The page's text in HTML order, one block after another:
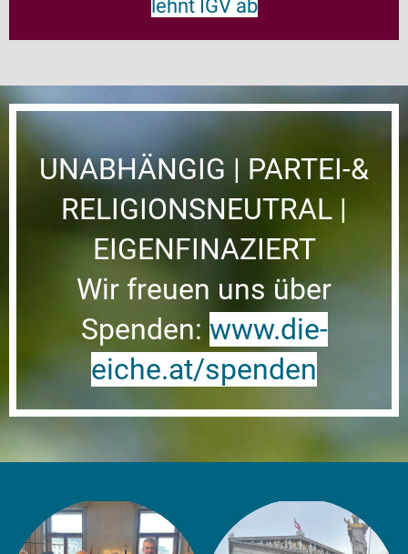
lehnt IGV ab
UNABHÄNGIG | PARTEI-&
RELIGIONSNEUTRAL |
EIGENFINAZIERT
Wir freuen uns über
Spenden: www.die-
eiche.at/spenden